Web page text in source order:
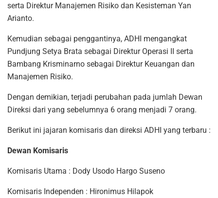
serta Direktur Manajemen Risiko dan Kesisteman Yan
Arianto.
Kemudian sebagai penggantinya, ADHI mengangkat
Pundjung Setya Brata sebagai Direktur Operasi II serta
Bambang Krisminarno sebagai Direktur Keuangan dan
Manajemen Risiko.
Dengan demikian, terjadi perubahan pada jumlah Dewan
Direksi dari yang sebelumnya 6 orang menjadi 7 orang.
Berikut ini jajaran komisaris dan direksi ADHI yang terbaru :
Dewan Komisaris
Komisaris Utama : Dody Usodo Hargo Suseno
Komisaris Independen : Hironimus Hilapok